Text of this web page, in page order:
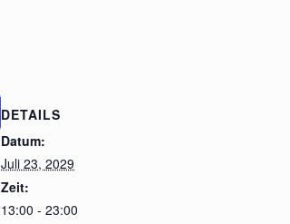
DETAILS
Datum:
Juli 23, 2029
Zeit:
13:00 - 23:00